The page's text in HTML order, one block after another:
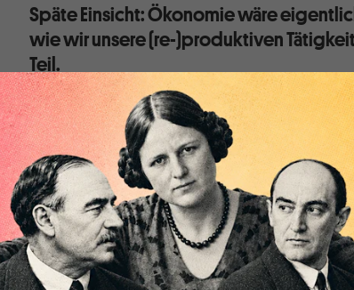
Späte Einsicht: Ökonomie wäre
wie wir unsere (re-)produktiven
Teil.
»Nicht von dem Wohlwollen des Fleischers,
unsere Mahlzeit, sondern von ihrer Rücksicht auf
Zitat von Adam Smith ist die Quintessenz
Universität Basel gelernt habe und was heute
eigene wirtschaftliche Realität war hingegen die,
dem Wohlwollen meiner Eltern zu verdanken
Staates war es geschuldet, dass mein Studium
paar Hundert Franken kostete. Dasselbe galt für